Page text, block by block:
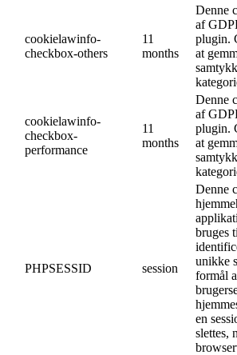
cookielawinfo-
checkbox-others
11
months
Denne
af
plugin.
at
cookielawinfo-
checkbox-
performance
11
months
Denne
af
plugin.
at
PHPSESSID session
Denne
bruges
unikke
formål
en
slettes,